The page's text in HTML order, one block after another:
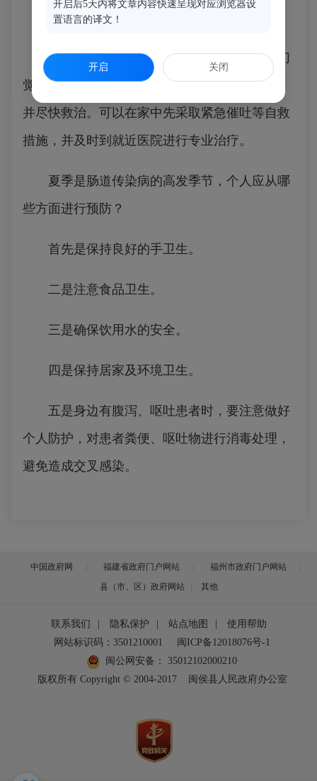
第三，不采、不买、不吃野生蘑菇。
万一出现恶心、呕吐、腹痛、腹泻及出现幻
觉等食物中毒症状，应立即停止食用可疑食物，
并尽快救治。可以在家中先采取紧急催吐等自救
措施，并及时到就近医院进行专业治疗。
夏季是肠道传染病的高发季节，个人应从哪
些方面进行预防？
首先是保持良好的手卫生。
二是注意食品卫生。
三是确保饮用水的安全。
四是保持居家及环境卫生。
五是身边有腹泻、呕吐患者时，要注意做好
个人防护，对患者粪便、呕吐物进行消毒处理，
避免造成交叉感染。
中国政府网 福建省政府门户网站
福州市政府门户网站
县（市、区）政府网站
其他
联系我们 隐私保护 站点地图
使用帮助
网站标识码：3501210001
闽ICP备12018076号-1
闽公网安备：
35012102000210
版权所有 Copyright © 2004-2017
闽侯县人民政府办公室
开启后5天内将文章内容快速呈现对应浏览器设
置语言的译文！
开启 关闭